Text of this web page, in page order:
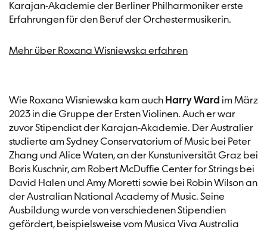
Karajan-Akademie der Berliner Philharmoniker erste
Erfahrungen für den Beruf der Orchestermusikerin.
Mehr über Roxana Wisniewska erfahren
Wie Roxana Wisniewska kam auch Harry Ward im März
2023 in die Gruppe der Ersten Violinen. Auch er war
zuvor Stipendiat der Karajan-Akademie. Der Australier
studierte am Sydney Conservatorium of Music bei Peter
Zhang und Alice Waten, an der Kunstuniversität Graz bei
Boris Kuschnir, am Robert McDuffie Center for Strings bei
David Halen und Amy Moretti sowie bei Robin Wilson an
der Australian National Academy of Music. Seine
Ausbildung wurde von verschiedenen Stipendien
gefördert, beispielsweise vom Musica Viva Australia